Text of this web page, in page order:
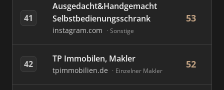
41
Ausgedacht&Handgemacht
Selbstbedienungsschrank
instagram.com Sonstige
53
42 TP Immobilen, Makler
tpimmobilien.de Einzelner Makler
52